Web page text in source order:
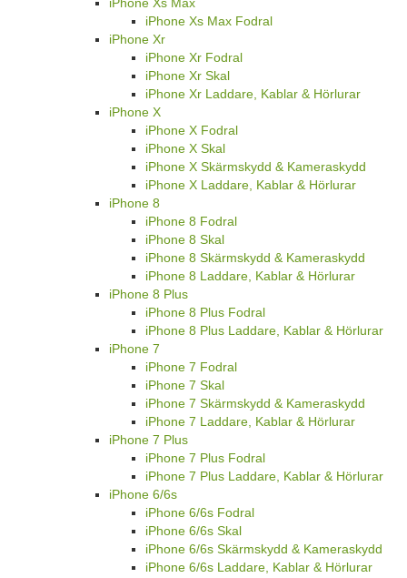
iPhone Xs Max Fodral
iPhone Xr
iPhone Xr Fodral
iPhone Xr Skal
iPhone Xr Laddare, Kablar & Hörlurar
iPhone X
iPhone X Fodral
iPhone X Skal
iPhone X Skärmskydd & Kameraskydd
iPhone X Laddare, Kablar & Hörlurar
iPhone 8
iPhone 8 Fodral
iPhone 8 Skal
iPhone 8 Skärmskydd & Kameraskydd
iPhone 8 Laddare, Kablar & Hörlurar
iPhone 8 Plus
iPhone 8 Plus Fodral
iPhone 8 Plus Laddare, Kablar & Hörlurar
iPhone 7
iPhone 7 Fodral
iPhone 7 Skal
iPhone 7 Skärmskydd & Kameraskydd
iPhone 7 Laddare, Kablar & Hörlurar
iPhone 7 Plus
iPhone 7 Plus Fodral
iPhone 7 Plus Laddare, Kablar & Hörlurar
iPhone 6/6s
iPhone 6/6s Fodral
iPhone 6/6s Skal
iPhone 6/6s Skärmskydd & Kameraskydd
iPhone 6/6s Laddare, Kablar & Hörlurar